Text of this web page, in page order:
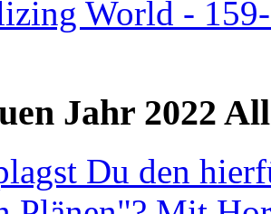
World -
Jahr 2022
Du den